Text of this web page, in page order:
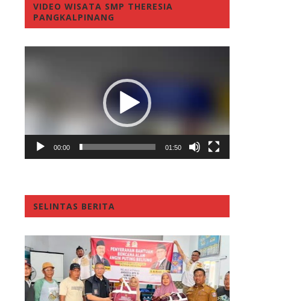
VIDEO WISATA SMP THERESIA
PANGKALPINANG
00:00 01:50
SELINTAS BERITA